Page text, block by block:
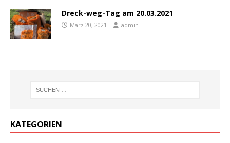
Dreck-weg-Tag am 20.03.2021
März 20, 2021 admin
KATEGORIEN